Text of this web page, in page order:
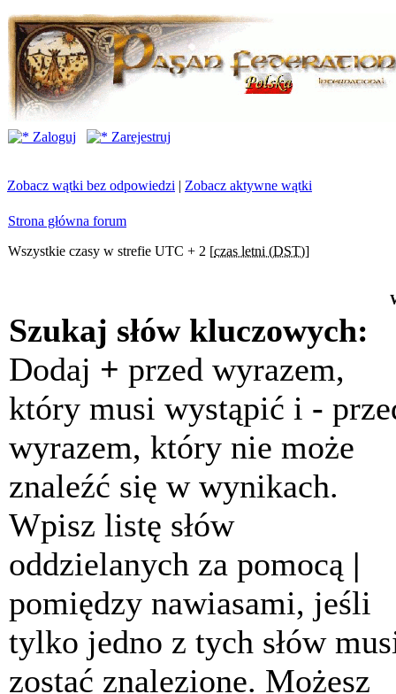
Zaloguj Zarejestruj
Zobacz wątki bez odpowiedzi | Zobacz aktywne wątki
Strona główna forum
Wszystkie czasy w strefie UTC + 2 [czas letni (DST)]
Szukaj słów kluczowych:
Dodaj + przed wyrazem,
który musi wystąpić i -
wyrazem, który nie może
znaleźć się w wynikach.
Wpisz listę słów
oddzielanych za pomocą |
pomiędzy nawiasami, jeśli
tylko jedno z tych słów
zostać znalezione. Możesz